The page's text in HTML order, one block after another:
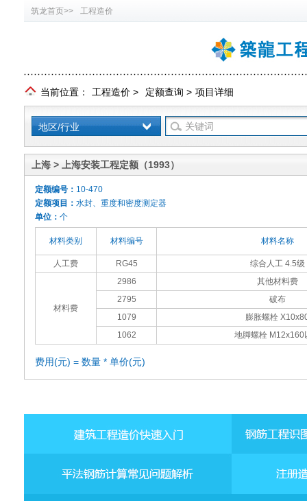
筑龙首页>> 工程造价
当前位置： 工程造价 > 定额查询 > 项目详细
地区/行业
上海 > 上海安装工程定额（1993）
定额编号： 10-470
定额项目： 水封、重度和密度测定器
单位： 个
材料类别 材料编号 材料名称
人工费 RG45 综合人工 4.5级
材料费
2986
其他材料费
2795
破布
1079
膨胀螺栓
1062
地脚螺栓 M12x160
费用(元) = 数量 * 单价(元)